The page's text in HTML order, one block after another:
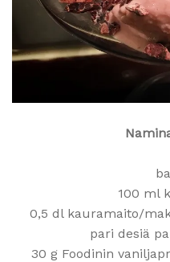
100 ml
0,5 dl kauramaito/
pari desiä
30 g Foodinin